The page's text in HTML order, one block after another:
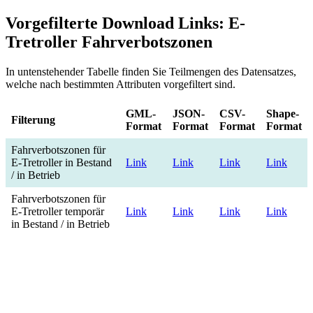
Vorgefilterte Download Links: E-
Tretroller Fahrverbotszonen
In untenstehender Tabelle finden Sie Teilmengen des Datensatzes,
welche nach bestimmten Attributen vorgefiltert sind.
Filterung
GML-
Format
JSON-
Format
CSV-
Format
Shape-
Format
Fahrverbotszonen für
E-Tretroller in Bestand
/ in Betrieb
Link Link Link Link
Fahrverbotszonen für
E-Tretroller temporär
in Bestand / in Betrieb
Link Link Link Link